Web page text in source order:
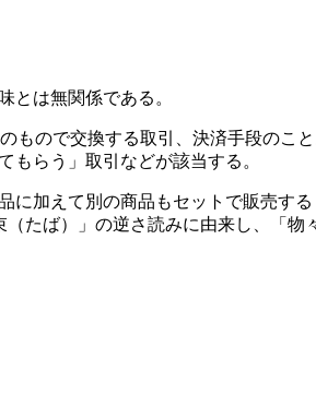
とは無関係である。
もので交換する取引、決済手段のこ
らう」取引などが該当する。
加えて別の商品もセットで販売す
たば）」の逆さ読みに由来し、「物